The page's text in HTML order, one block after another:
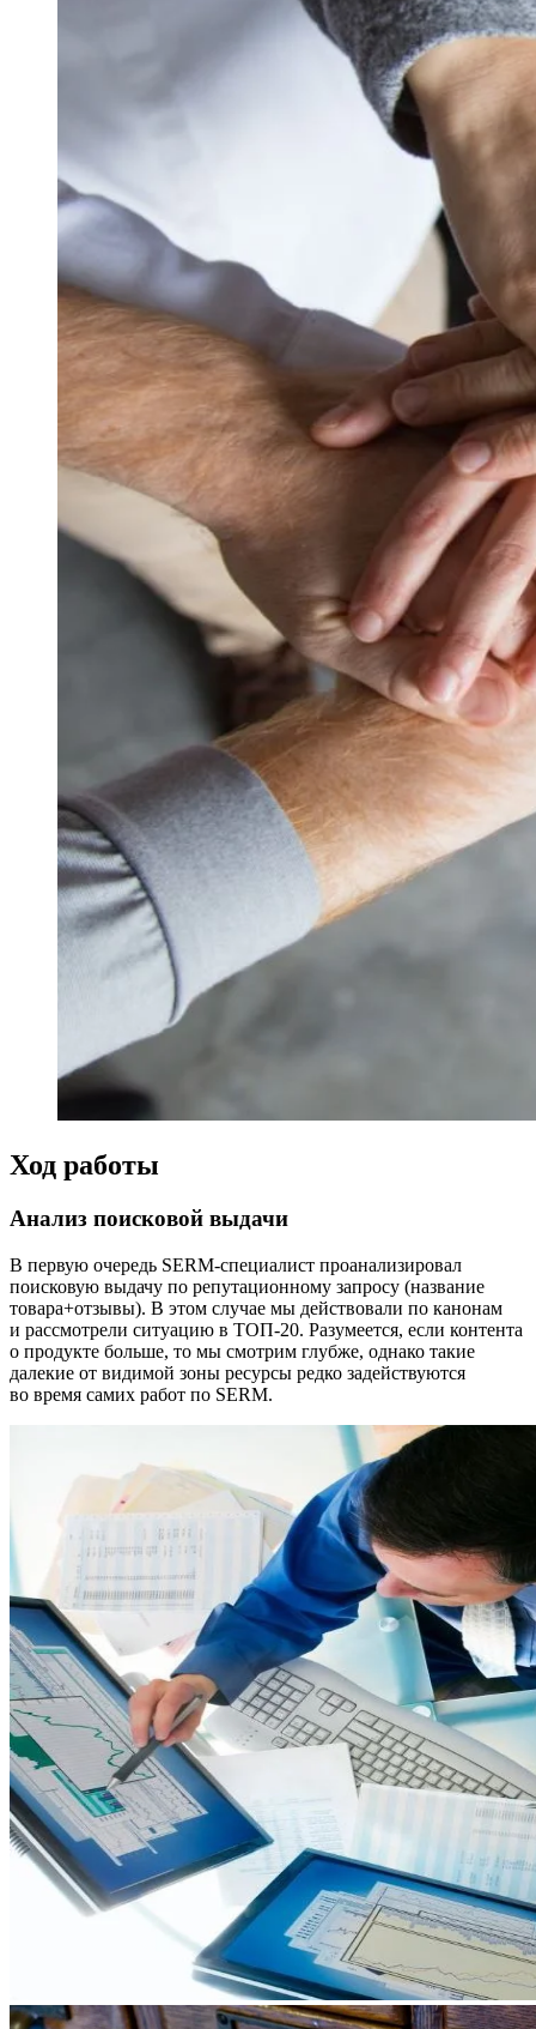
Ход работы
Анализ поисковой выдачи
В первую очередь SERM-специалист проанализировал
поисковую выдачу по репутационному запросу (название
товара+отзывы). В этом случае мы действовали по канонам
и рассмотрели ситуацию в ТОП-20. Разумеется, если контента
о продукте больше, то мы смотрим глубже, однако такие
далекие от видимой зоны ресурсы редко задействуются
во время самих работ по SERM.